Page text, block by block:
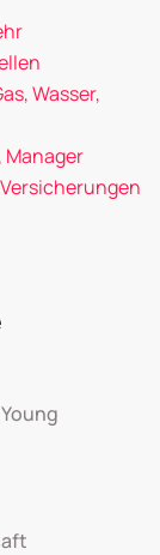
Wasser,